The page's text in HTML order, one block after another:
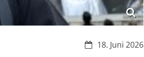
Datum:18. Juni 2026